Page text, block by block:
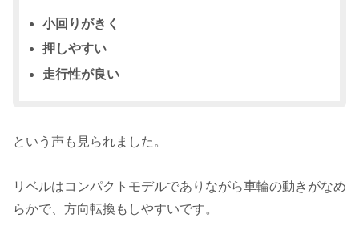
小回りがきく
押しやすい
走行性が良い
という声も見られました。
リベルはコンパクトモデルでありながら車輪の動きがなめ
らかで、方向転換もしやすいです。